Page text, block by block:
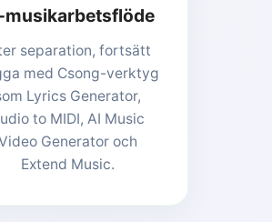
musikarbetsflöde
separation, fortsätt
med Csong-verktyg
Lyrics Generator,
to MIDI, AI Music
Generator och
Extend Music.